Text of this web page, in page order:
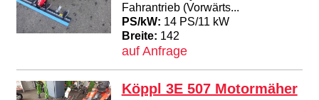
Fahrantrieb (Vorwärts...
PS/kW: 14 PS/11 kW
Breite: 142
auf Anfrage
Köppl 3E 507 Motormäher